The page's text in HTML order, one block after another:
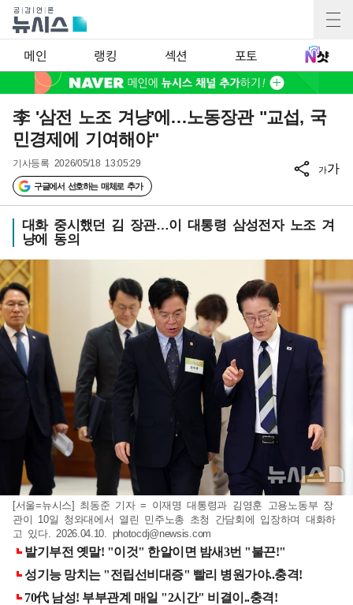
메인 랭킹 섹션 포토
李 '삼전 노조 겨냥'에…노동장관 "교섭, 국
민경제에 기여해야"
기사등록 2026/05/18 13:05:29
구글에서 선호하는 매체로 추가
가가
대화 중시했던 김 장관…이 대통령 삼성전자 노조 겨
냥에 동의
[서울=뉴시스] 최동준 기자 = 이재명 대통령과 김영훈 고용노동부 장
관이 10일 청와대에서 열린 민주노총 초청 간담회에 입장하며 대화하
고 있다. 2026.04.10. photocdj@newsis.com